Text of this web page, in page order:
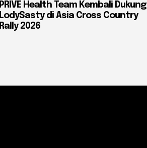
PRIVE Health Team Kembali Dukung
LodySasty di Asia Cross Country
Rally 2026